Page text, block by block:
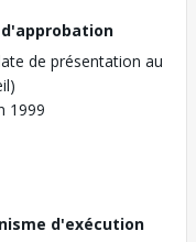
de présentation au
1999
d'exécution